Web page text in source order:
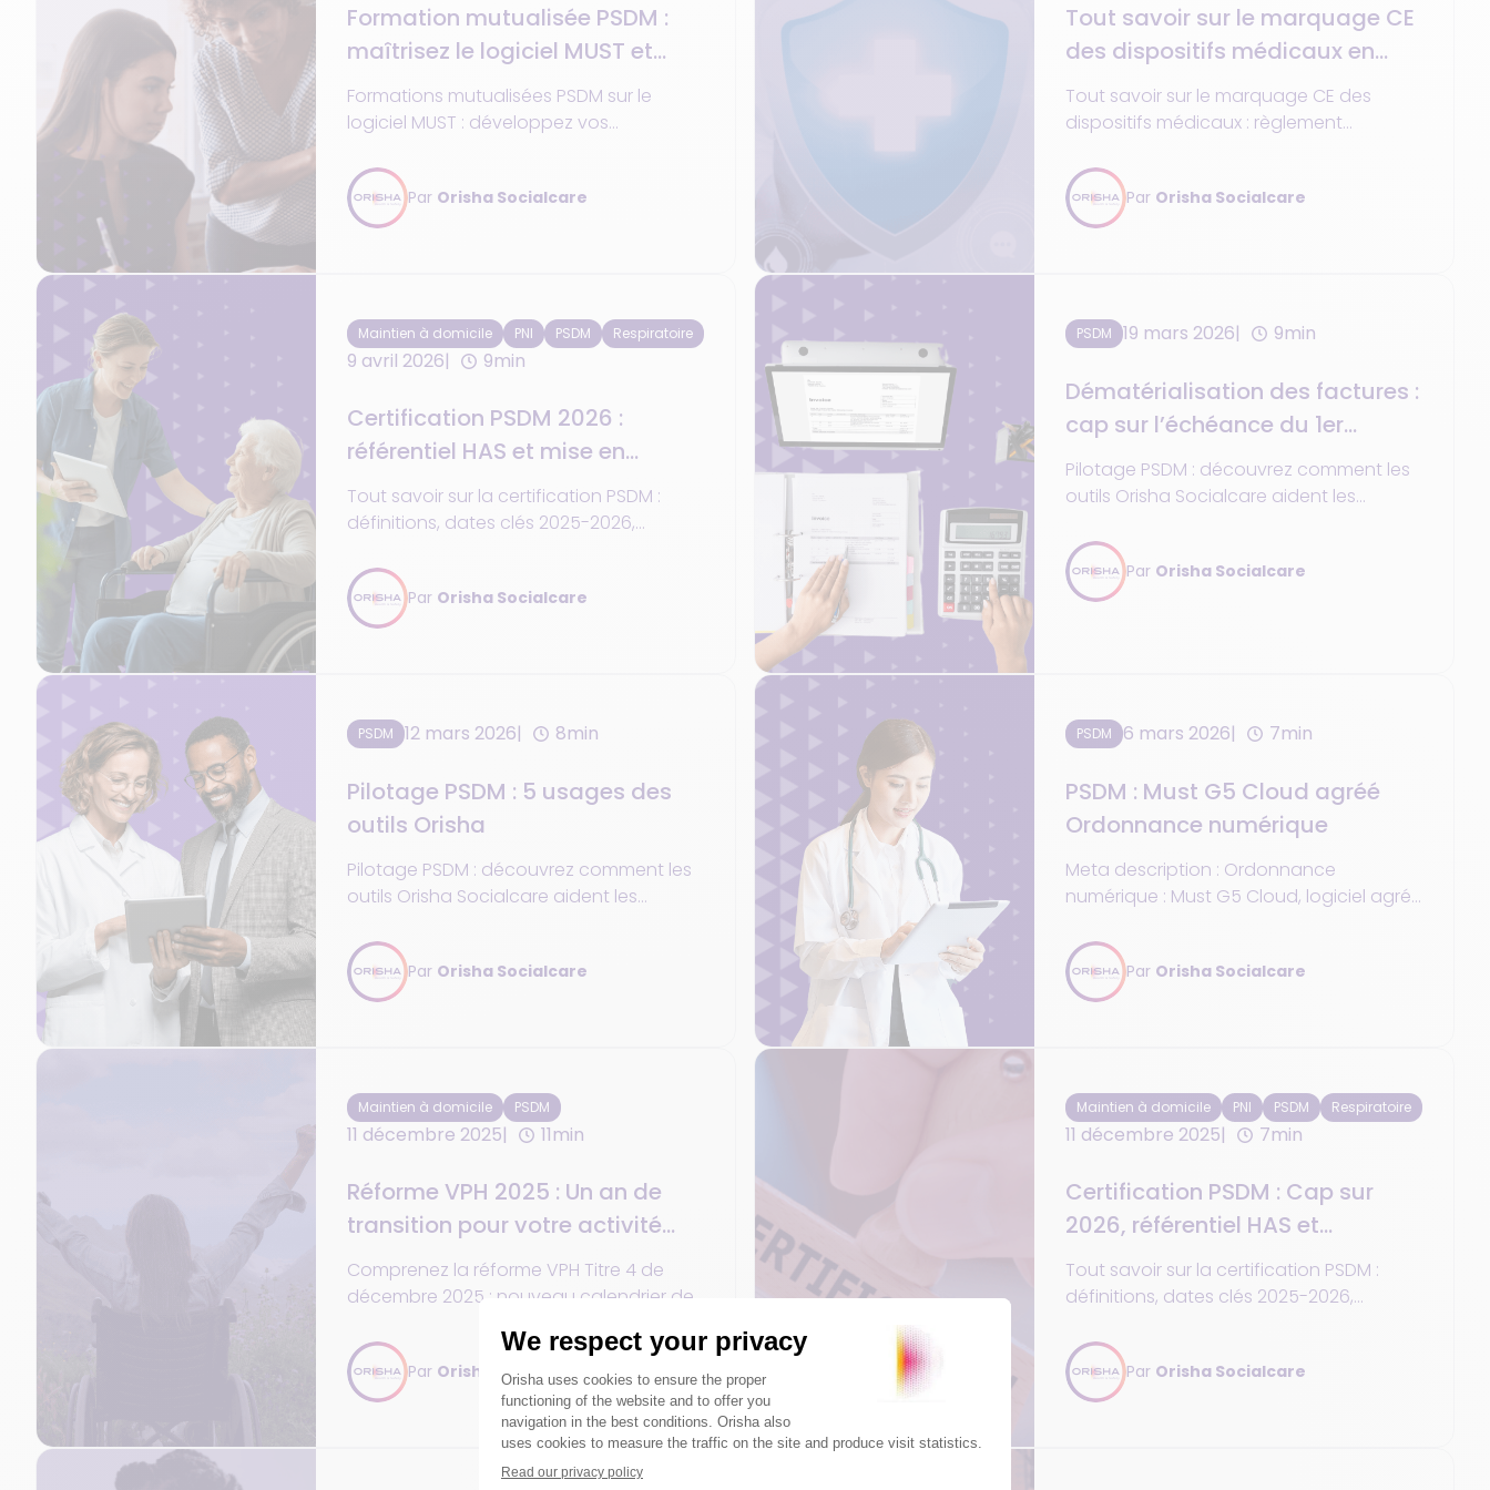
Formation mutualisée PSDM :
maîtrisez le logiciel MUST et
gagnez en efficacité
Formations mutualisées PSDM sur le
logiciel MUST : développez vos
processus et gagnez en efficacité.
Par Orisha Socialcare
Tout savoir sur le marquage CE
des dispositifs médicaux en
2026
Tout savoir sur le marquage CE des
dispositifs médicaux : règlement
d'aide Must G5 Cloud.
Par Orisha Socialcare
Maintien à domicile PNI PSDM Respiratoire
9 avril 2026 9min
Certification PSDM 2026 :
référentiel HAS et mise en
conformité
Tout savoir sur la certification PSDM :
définitions, dates clés 2025-2026,
pratique pour votre conformité.
Par Orisha Socialcare
PSDM 19 mars 2026 9min
Dématérialisation des factures :
cap sur l’échéance du 1er
septembre 2026
Pilotage PSDM : découvrez comment les
outils Orisha Socialcare aident les
décider avec des indicateurs clés.
Par Orisha Socialcare
PSDM 12 mars 2026 8min
Pilotage PSDM : 5 usages des
outils Orisha
Pilotage PSDM : découvrez comment les
outils Orisha Socialcare aident les
décider avec des indicateurs clés.
Par Orisha Socialcare
PSDM 6 mars 2026 7min
PSDM : Must G5 Cloud agréé
Ordonnance numérique
Meta description : Ordonnance
numérique : Must G5 Cloud, logiciel agréé
et la facturation des PSDM.
Par Orisha Socialcare
Maintien à domicile PSDM
11 décembre 2025 11min
Réforme VPH 2025 : Un an de
transition pour votre activité
VPH fauteuil roulant
Comprenez la réforme VPH Titre 4 de
décembre 2025 : nouveau calendrier de
roulants, remboursements et
accompagnement complet pour les
PSAD.
Par Orisha Socialcare
Maintien à domicile PNI PSDM Respiratoire
11 décembre 2025 7min
Certification PSDM : Cap sur
2026, référentiel HAS et
nouvelles obligations
Tout savoir sur la certification PSDM :
définitions, dates clés 2025-2026,
pratique pour votre conformité.
Par Orisha Socialcare